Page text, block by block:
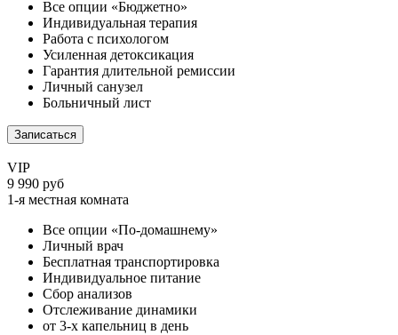
Все опции «Бюджетно»
Индивидуальная терапия
Работа с психологом
Усиленная детоксикация
Гарантия длительной ремиссии
Личный санузел
Больничный лист
Записаться
VIP
9 990 руб
1-я местная комната
Все опции «По-домашнему»
Личный врач
Бесплатная транспортировка
Индивидуальное питание
Сбор анализов
Отслеживание динамики
от 3-х капельниц в день